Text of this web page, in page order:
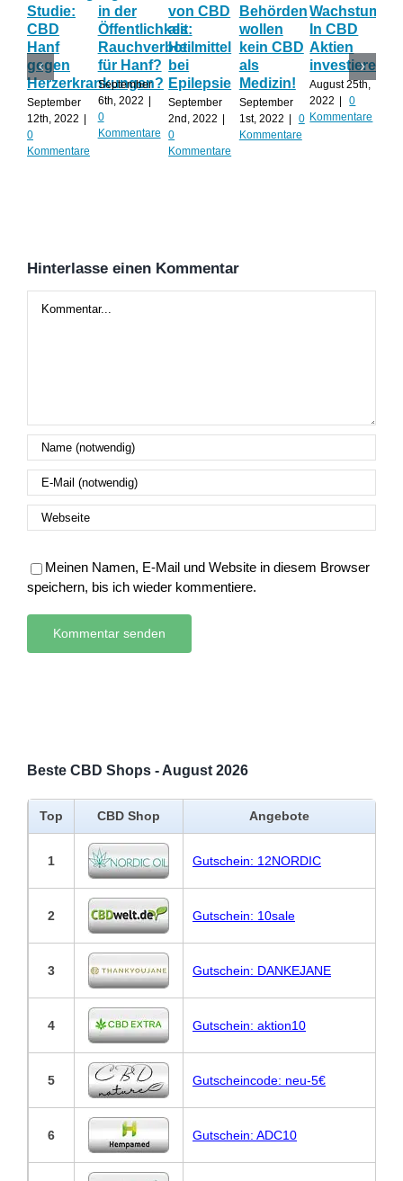
Studie:
CBD
Hanf
gegen
Herzerkrankungen?
September
12th, 2022
0
Kommentare
in der
Öffentlichkeit:
Rauchverbot
für Hanf?
September
6th, 2022
0
Kommentare
von CBD
als
Heilmittel
bei
Epilepsie
September
2nd, 2022
0
Kommentare
Behörden
wollen
kein CBD
als
Medizin!
September
1st, 2022
0
Kommentare
Wachstum:
In CBD
Aktien
investieren?
August 25th,
2022
0
Kommentare
Hinterlasse einen Kommentar
Meinen Namen, E-Mail und Website in diesem Browser
speichern, bis ich wieder kommentiere.
Beste CBD Shops - August 2026
Top CBD Shop Angebote
1 Gutschein: 12NORDIC
2 Gutschein: 10sale
3 Gutschein: DANKEJANE
4 Gutschein: aktion10
5 Gutscheincode: neu-5€
6 Gutschein: ADC10